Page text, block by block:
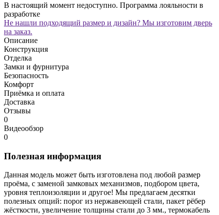
В настоящий момент недоступно. Программа лояльности в
разработке
Не нашли подходящий размер и дизайн? Мы изготовим дверь
на заказ.
Описание
Конструкция
Отделка
Замки и фурнитура
Безопасность
Комфорт
Приёмка и оплата
Доставка
Отзывы
0
Видеообзор
0
Полезная информация
Данная модель может быть изготовлена под любой размер
проёма, с заменой замковых механизмов, подбором цвета,
уровня теплоизоляции и другое! Мы предлагаем десятки
полезных опций: порог из нержавеющей стали, пакет рёбер
жёсткости, увеличение толщины стали до 3 мм., термокабель